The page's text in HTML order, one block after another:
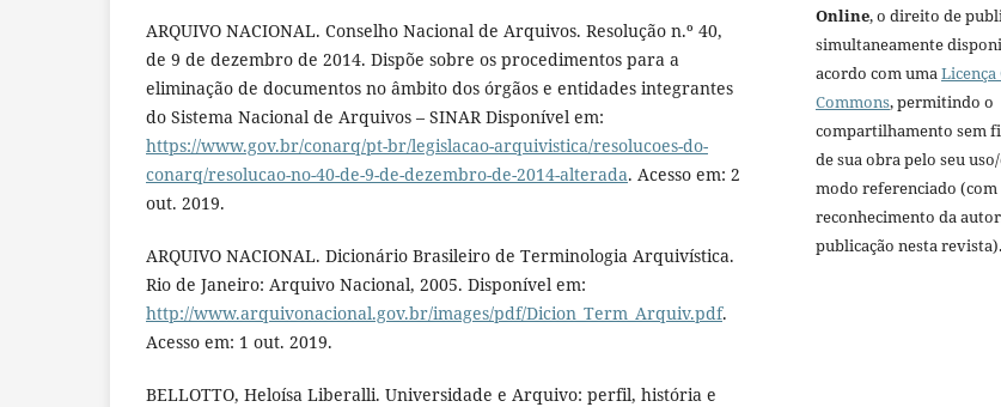
ARQUIVO NACIONAL. Conselho Nacional de Arquivos. Resolução n.º 40,
de 9 de dezembro de 2014. Dispõe sobre os procedimentos para a
eliminação de documentos no âmbito dos órgãos e entidades integrantes
do Sistema Nacional de Arquivos – SINAR Disponível em:
https://www.gov.br/conarq/pt-br/legislacao-arquivistica/resolucoes-do-
conarq/resolucao-no-40-de-9-de-dezembro-de-2014-alterada. Acesso em: 2
out. 2019.
ARQUIVO NACIONAL. Dicionário Brasileiro de Terminologia Arquivística.
Rio de Janeiro: Arquivo Nacional, 2005. Disponível em:
http://www.arquivonacional.gov.br/images/pdf/Dicion_Term_Arquiv.pdf.
Acesso em: 1 out. 2019.
BELLOTTO, Heloísa Liberalli. Universidade e Arquivo: perfil, história e
Online, o direito de
simultaneamente
acordo com uma
Commons, permitindo o
compartilhamento sem
de sua obra pelo seu
modo referenciado (com
reconhecimento da
publicação nesta revista).